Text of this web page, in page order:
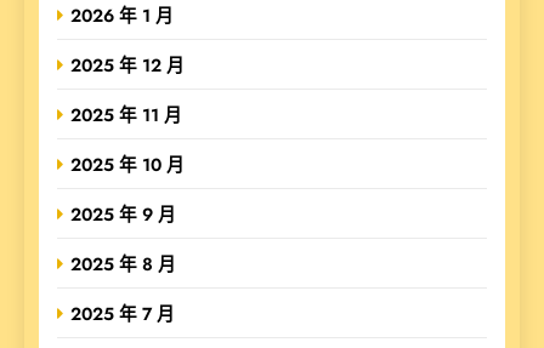
2026 年 1 月
2025 年 12 月
2025 年 11 月
2025 年 10 月
2025 年 9 月
2025 年 8 月
2025 年 7 月